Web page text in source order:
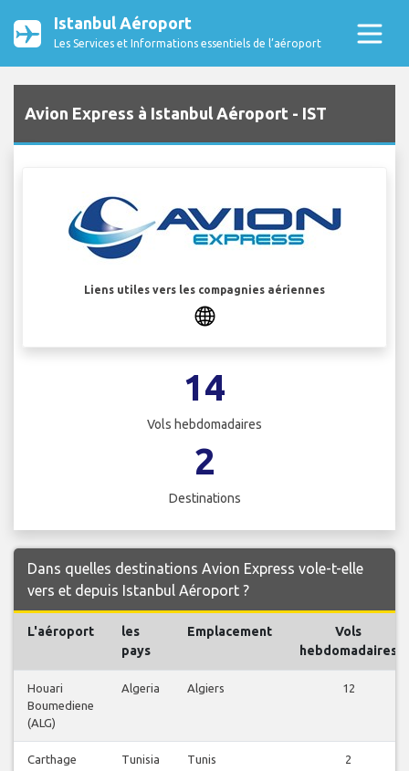
Istanbul Aéroport
Les Services et Informations essentiels de l’aéroport
Avion Express à Istanbul Aéroport - IST
Liens utiles vers les compagnies aériennes
14
Vols hebdomadaires
2
Destinations
Dans quelles destinations Avion Express vole-t-elle
vers et depuis Istanbul Aéroport ?
L'aéroport
les
pays
Emplacement
Vols
hebdomadaires
Houari
Boumediene
(ALG)
Algeria Algiers 12
Carthage
Tunisia Tunis 2